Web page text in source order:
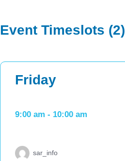
Event Timeslots (2)
Friday
9:00 am - 10:00 am
sar_info